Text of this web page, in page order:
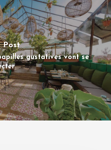
Post
gustatives vont se